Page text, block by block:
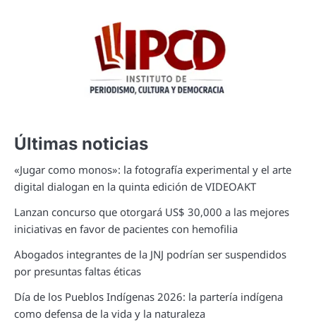
Últimas noticias
«Jugar como monos»: la fotografía experimental y el arte
digital dialogan en la quinta edición de VIDEOAKT
Lanzan concurso que otorgará US$ 30,000 a las mejores
iniciativas en favor de pacientes con hemofilia
Abogados integrantes de la JNJ podrían ser suspendidos
por presuntas faltas éticas
Día de los Pueblos Indígenas 2026: la partería indígena
como defensa de la vida y la naturaleza